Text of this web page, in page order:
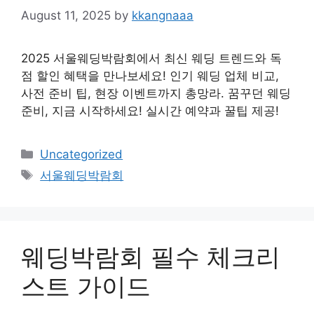
August 11, 2025 by kkangnaaa
2025 서울웨딩박람회에서 최신 웨딩 트렌드와 독
점 할인 혜택을 만나보세요! 인기 웨딩 업체 비교,
사전 준비 팁, 현장 이벤트까지 총망라. 꿈꾸던 웨딩
준비, 지금 시작하세요! 실시간 예약과 꿀팁 제공!
Categories
Uncategorized
Tags
서울웨딩박람회
웨딩박람회 필수 체크리
스트 가이드